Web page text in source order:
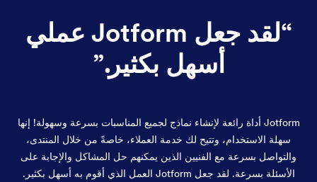
“
لقد جعل Jotform عملي
أسهل بكثير.”
Jotform أداة رائعة لإنشاء نماذج لجميع المناسبات بسرعة وسهولة! إنها
سهلة الاستخدام، وتتيح لك خدمة العملاء، خاصةً من خلال المنتدى،
والتواصل بسرعة مع الفنيين الذين يمكنهم حل المشاكل والإجابة على
الأسئلة بسرعة. لقد جعل Jotform العمل الذي أقوم به أسهل بكثير.